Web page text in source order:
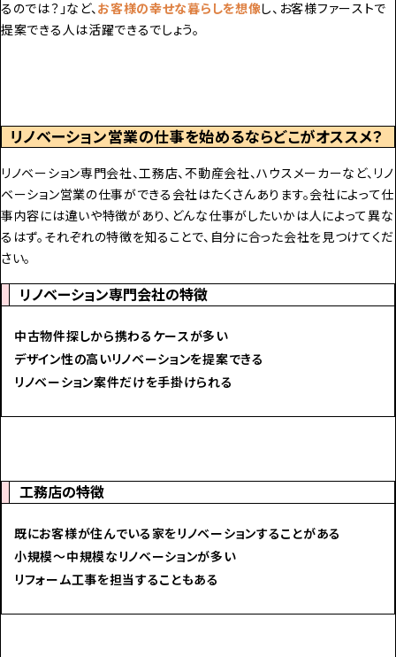
るのでは？」など、お客様の幸せな暮らしを想像し、お客様ファーストで
提案できる人は活躍できるでしょう。
リノベーション営業の仕事を始めるならどこがオススメ？
リノベーション専門会社、工務店、不動産会社、ハウスメーカーなど、リノ
ベーション営業の仕事ができる会社はたくさんあります。会社によって仕
事内容には違いや特徴があり、どんな仕事がしたいかは人によって異な
るはず。それぞれの特徴を知ることで、自分に合った会社を見つけてくだ
さい。
リノベーション専門会社の特徴
中古物件探しから携わるケースが多い
デザイン性の高いリノベーションを提案できる
リノベーション案件だけを手掛けられる
工務店の特徴
既にお客様が住んでいる家をリノベーションすることがある
小規模～中規模なリノベーションが多い
リフォーム工事を担当することもある